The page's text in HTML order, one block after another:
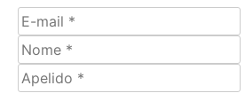
E-
mail
Nome
Apelido